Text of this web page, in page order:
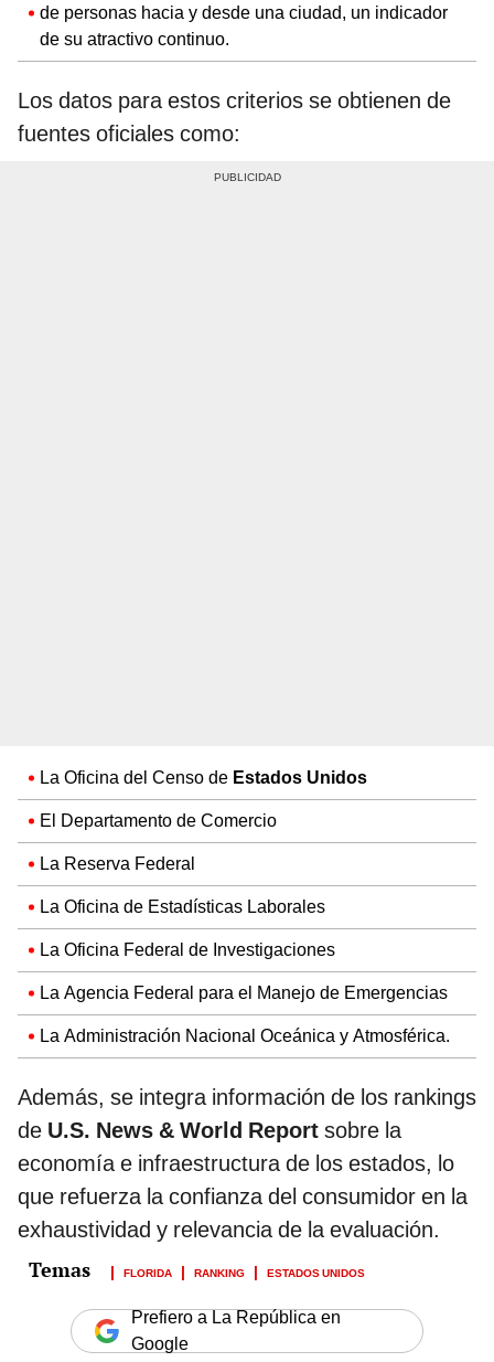
de personas hacia y desde una ciudad, un indicador
de su atractivo continuo.
Los datos para estos criterios se obtienen de
fuentes oficiales como:
La Oficina del Censo de Estados Unidos
El Departamento de Comercio
La Reserva Federal
La Oficina de Estadísticas Laborales
La Oficina Federal de Investigaciones
La Agencia Federal para el Manejo de Emergencias
La Administración Nacional Oceánica y Atmosférica.
Además, se integra información de los rankings
de U.S. News & World Report sobre la
economía e infraestructura de los estados, lo
que refuerza la confianza del consumidor en la
exhaustividad y relevancia de la evaluación.
FLORIDA RANKING ESTADOS UNIDOS
Prefiero a La República en
Google